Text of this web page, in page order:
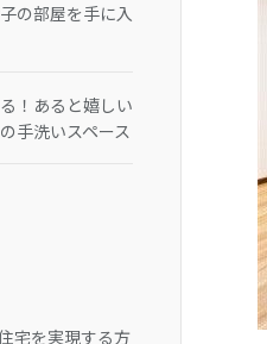
の部屋を手に入
！あると嬉しい
手洗いスペース
宅を実現する方